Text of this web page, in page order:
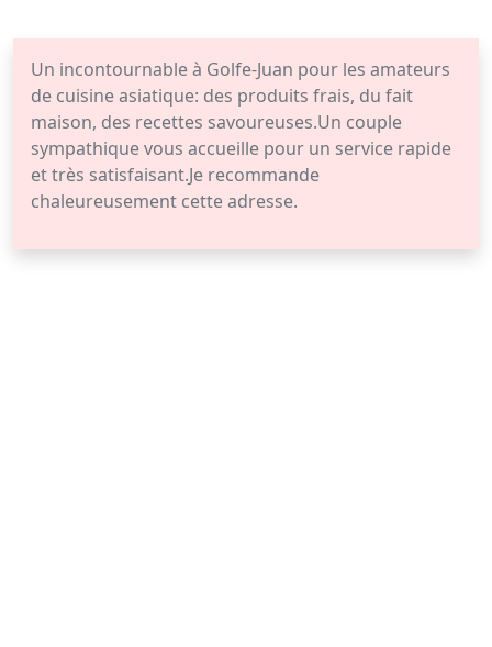
Un incontournable à Golfe-Juan pour les amateurs
de cuisine asiatique: des produits frais, du fait
maison, des recettes savoureuses.Un couple
sympathique vous accueille pour un service rapide
et très satisfaisant.Je recommande
chaleureusement cette adresse.